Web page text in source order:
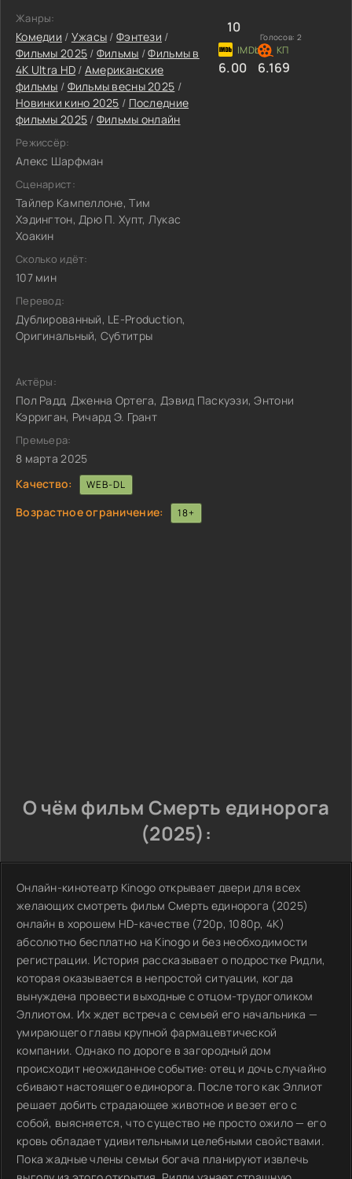
Жанры:
Комедии / Ужасы /Фэнтези /
Фильмы 2025 / Фильмы /Фильмы в
4K Ultra HD / Американские
фильмы / Фильмы весны 2025 /
Новинки кино 2025 / Последние
фильмы 2025 / Фильмы онлайн
Режиссёр:
Алекс Шарфман
Сценарист:
Тайлер Кампеллоне, Тим
Хэдингтон, Дрю П. Хупт, Лукас
Хоакин
Сколько идёт:
107 мин
Перевод:
Дублированный, LE-Production,
Оригинальный, Субтитры
10
Голосов: 2
6.00 6.169
Актёры:
Пол Радд, Дженна Ортега, Дэвид Паскуэзи, Энтони
Кэрриган, Ричард Э. Грант
Премьера:
8 марта 2025
Качество:
WEB-DL
Возрастное ограничение: 18+
О чём фильм Смерть единорога
(2025):
Онлайн-кинотеатр Kinogo открывает двери для всех
желающих смотреть фильм Смерть единорога (2025)
онлайн в хорошем HD-качестве (720p, 1080p, 4K)
абсолютно бесплатно на Kinogo и без необходимости
регистрации. История рассказывает о подростке Ридли,
которая оказывается в непростой ситуации, когда
вынуждена провести выходные с отцом-трудоголиком
Эллиотом. Их ждет встреча с семьей его начальника —
умирающего главы крупной фармацевтической
компании. Однако по дороге в загородный дом
происходит неожиданное событие: отец и дочь случайно
сбивают настоящего единорога. После того как Эллиот
решает добить страдающее животное и везет его с
собой, выясняется, что существо не просто ожило — его
кровь обладает удивительными целебными свойствами.
Пока жадные члены семьи богача планируют извлечь